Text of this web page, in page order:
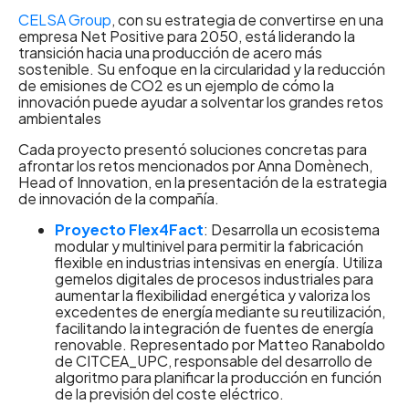
CELSA Group, con su estrategia de convertirse en una
empresa Net Positive para 2050, está liderando la
transición hacia una producción de acero más
sostenible. Su enfoque en la circularidad y la reducción
de emisiones de CO2 es un ejemplo de cómo la
innovación puede ayudar a solventar los grandes retos
ambientales
Cada proyecto presentó soluciones concretas para
afrontar los retos mencionados por Anna Domènech,
Head of Innovation, en la presentación de la estrategia
de innovación de la compañía.
Proyecto Flex4Fact: Desarrolla un ecosistema
modular y multinivel para permitir la fabricación
flexible en industrias intensivas en energía. Utiliza
gemelos digitales de procesos industriales para
aumentar la flexibilidad energética y valoriza los
excedentes de energía mediante su reutilización,
facilitando la integración de fuentes de energía
renovable. Representado por Matteo Ranaboldo
de CITCEA_UPC, responsable del desarrollo de
algoritmo para planificar la producción en función
de la previsión del coste eléctrico.